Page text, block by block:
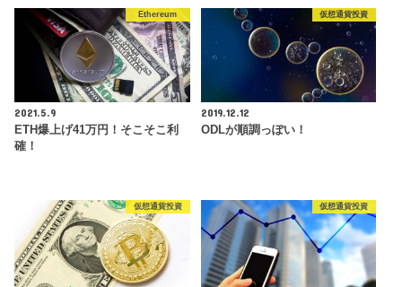
Ethereum
2021.5.9
ETH爆上げ41万円！そこそこ利
確！
仮想通貨投資
2019.12.12
ODLが順調っぽい！
仮想通貨投資 仮想通貨投資